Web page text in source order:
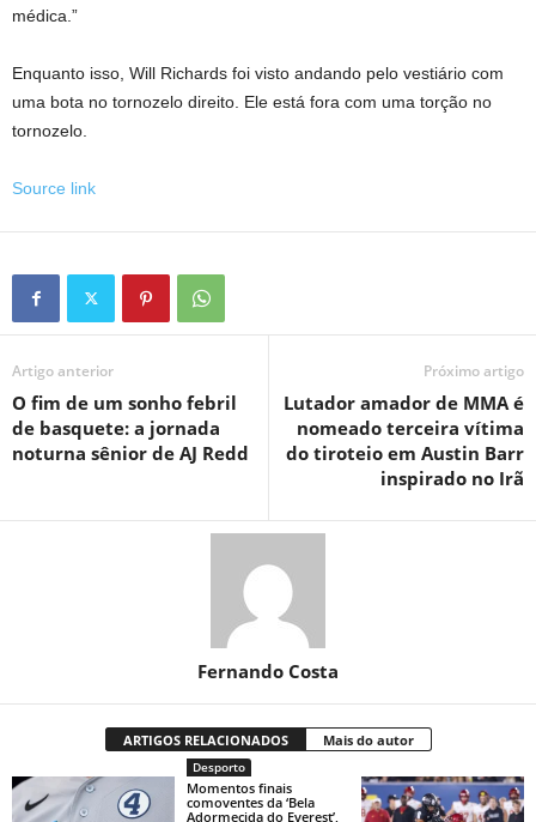
médica.”
Enquanto isso, Will Richards foi visto andando pelo vestiário com
uma bota no tornozelo direito. Ele está fora com uma torção no
tornozelo.
Source link
Artigo anterior
O fim de um sonho febril
de basquete: a jornada
noturna sênior de AJ Redd
Próximo artigo
Lutador amador de MMA é
nomeado terceira vítima
do tiroteio em Austin Barr
inspirado no Irã
Fernando Costa
ARTIGOS RELACIONADOS Mais do autor
Desporto
Momentos finais
comoventes da ‘Bela
Adormecida do Everest’,